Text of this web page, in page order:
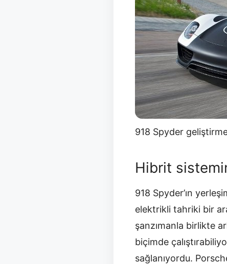
918 Spyder
Hibrit
918 Spyder’ın
elektrikli tahriki bir
şanzımanla birlikte
biçimde
sağlanıyordu.